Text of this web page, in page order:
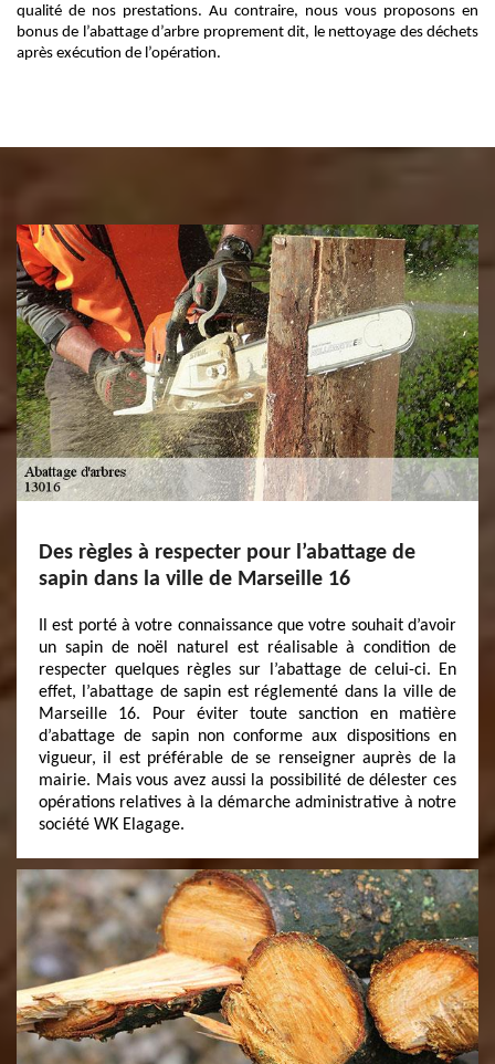
qualité de nos prestations. Au contraire, nous vous proposons en
bonus de l’abattage d’arbre proprement dit, le nettoyage des déchets
après exécution de l’opération.
Des règles à respecter pour l’abattage de
sapin dans la ville de Marseille 16
Il est porté à votre connaissance que votre souhait d’avoir
un sapin de noël naturel est réalisable à condition de
respecter quelques règles sur l’abattage de celui-ci. En
effet, l’abattage de sapin est réglementé dans la ville de
Marseille 16. Pour éviter toute sanction en matière
d’abattage de sapin non conforme aux dispositions en
vigueur, il est préférable de se renseigner auprès de la
mairie. Mais vous avez aussi la possibilité de délester ces
opérations relatives à la démarche administrative à notre
société WK Elagage.